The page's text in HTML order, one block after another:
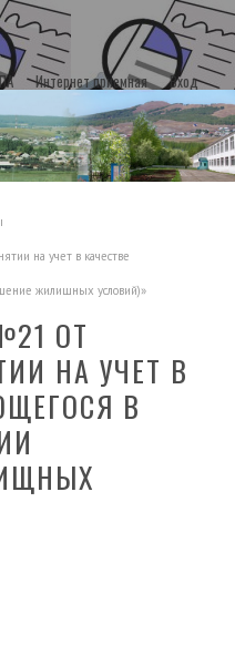
Интернет приемная Вход
на учет в качестве
жилищных условий)»
ОТ
НА УЧЕТ В
В